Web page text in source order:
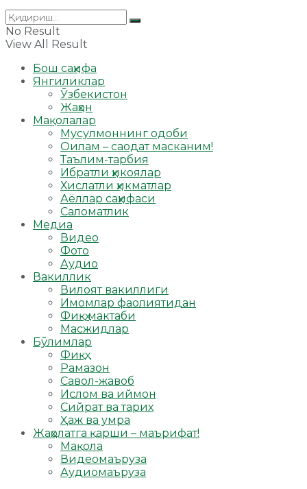
No Result
View All Result
Бош саҳифа
Янгиликлар
Ўзбекистон
Жаҳон
Мақолалар
Мусулмоннинг одоби
Оилам – саодат масканим!
Таълим-тарбия
Ибратли ҳикоялар
Хислатли ҳикматлар
Аёллар саҳифаси
Саломатлик
Медиа
Видео
Фото
Аудио
Вакиллик
Вилоят вакиллиги
Имомлар фаолиятидан
Фиқҳ мактаби
Масжидлар
Бўлимлар
Фиқҳ
Рамазон
Савол-жавоб
Ислом ва иймон
Сийрат ва тарих
Ҳаж ва умра
Жаҳолатга қарши – маърифат!
Мақола
Видеомаъруза
Аудиомаъруза